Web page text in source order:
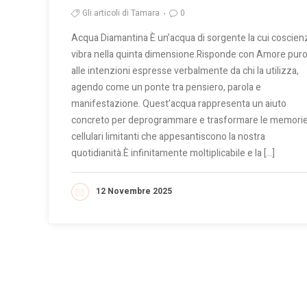
Gli articoli di Tamara 0
Acqua Diamantina È un’acqua di sorgente la cui
vibra nella quinta dimensione.Risponde con Amore puro
alle intenzioni espresse verbalmente da chi la utilizza,
agendo come un ponte tra pensiero, parola e
manifestazione. Quest’acqua rappresenta un aiuto
concreto per deprogrammare e trasformare le memorie
cellulari limitanti che appesantiscono la nostra
quotidianità.È infinitamente moltiplicabile e la […]
12 Novembre 2025
LEGGI DI PIÙ